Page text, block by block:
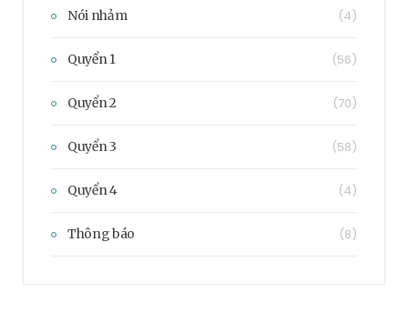
Nói nhảm (4)
Quyển 1 (56)
Quyển 2 (70)
Quyển 3 (58)
Quyển 4 (4)
Thông báo (8)